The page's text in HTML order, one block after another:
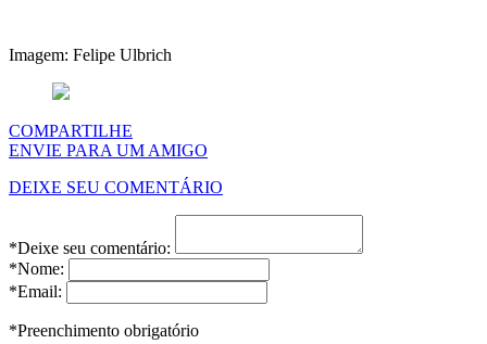
Imagem: Felipe Ulbrich
COMPARTILHE
ENVIE PARA UM AMIGO
DEIXE SEU COMENTÁRIO
*Deixe seu comentário:
*Nome:
*Email:
*Preenchimento obrigatório